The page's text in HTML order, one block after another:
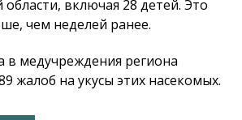
включая 28 детей. Это
чем неделей ранее.
в медучреждения региона
жалоб на укусы этих насекомых.